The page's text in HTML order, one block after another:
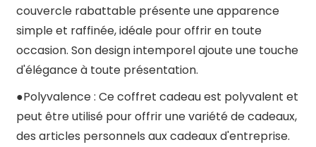
couvercle rabattable présente une apparence
simple et raffinée, idéale pour offrir en toute
occasion. Son design intemporel ajoute une touche
d'élégance à toute présentation.
●Polyvalence : Ce coffret cadeau est polyvalent et
peut être utilisé pour offrir une variété de cadeaux,
des articles personnels aux cadeaux d'entreprise.